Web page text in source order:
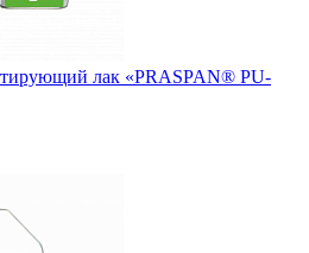
лак «PRASPAN® PU-